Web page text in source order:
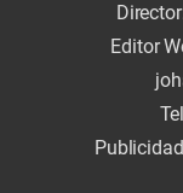
Editor